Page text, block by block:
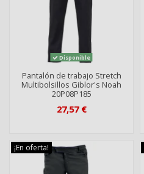
Disponible
Pantalón de trabajo Stretch
Multibolsillos Giblor's Noah
20P08P185
27,57 €
¡En oferta!